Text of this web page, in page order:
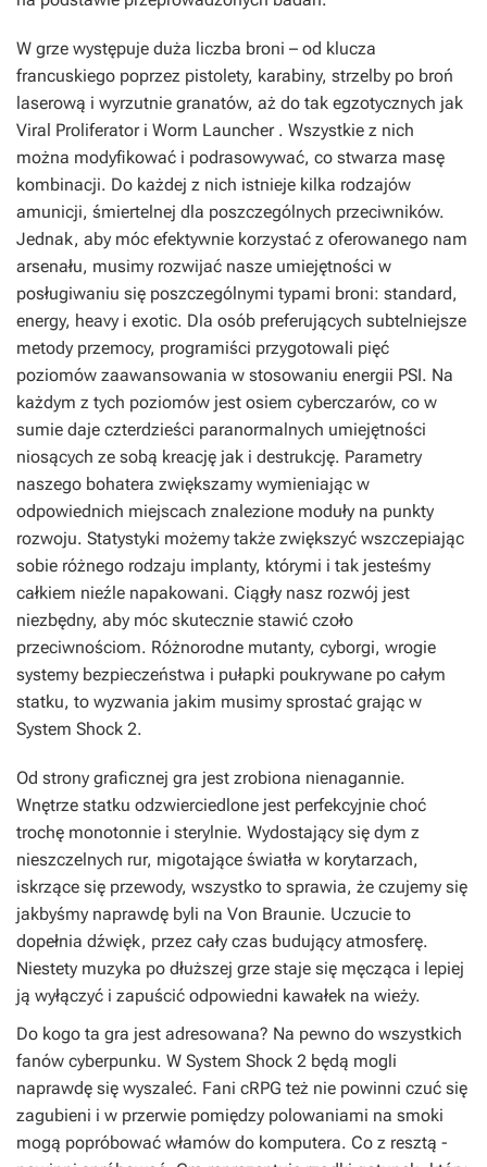
W grze występuje duża liczba broni – od klucza
francuskiego poprzez pistolety, karabiny, strzelby po broń
laserową i wyrzutnie granatów, aż do tak egzotycznych jak
Viral Proliferator i Worm Launcher . Wszystkie z nich
można modyfikować i podrasowywać, co stwarza masę
kombinacji. Do każdej z nich istnieje kilka rodzajów
amunicji, śmiertelnej dla poszczególnych przeciwników.
Jednak, aby móc efektywnie korzystać z oferowanego nam
arsenału, musimy rozwijać nasze umiejętności w
posługiwaniu się poszczególnymi typami broni: standard,
energy, heavy i exotic. Dla osób preferujących subtelniejsze
metody przemocy, programiści przygotowali pięć
poziomów zaawansowania w stosowaniu energii PSI. Na
każdym z tych poziomów jest osiem cyberczarów, co w
sumie daje czterdzieści paranormalnych umiejętności
niosących ze sobą kreację jak i destrukcję. Parametry
naszego bohatera zwiększamy wymieniając w
odpowiednich miejscach znalezione moduły na punkty
rozwoju. Statystyki możemy także zwiększyć wszczepiając
sobie różnego rodzaju implanty, którymi i tak jesteśmy
całkiem nieźle napakowani. Ciągły nasz rozwój jest
niezbędny, aby móc skutecznie stawić czoło
przeciwnościom. Różnorodne mutanty, cyborgi, wrogie
systemy bezpieczeństwa i pułapki poukrywane po całym
statku, to wyzwania jakim musimy sprostać grając w
System Shock 2.
Od strony graficznej gra jest zrobiona nienagannie.
Wnętrze statku odzwierciedlone jest perfekcyjnie choć
trochę monotonnie i sterylnie. Wydostający się dym z
nieszczelnych rur, migotające światła w korytarzach,
iskrzące się przewody, wszystko to sprawia, że czujemy się
jakbyśmy naprawdę byli na Von Braunie. Uczucie to
dopełnia dźwięk, przez cały czas budujący atmosferę.
Niestety muzyka po dłuższej grze staje się męcząca i lepiej
ją wyłączyć i zapuścić odpowiedni kawałek na wieży.
Do kogo ta gra jest adresowana? Na pewno do wszystkich
fanów cyberpunku. W System Shock 2 będą mogli
naprawdę się wyszaleć. Fani cRPG też nie powinni czuć się
zagubieni i w przerwie pomiędzy polowaniami na smoki
mogą popróbować włamów do komputera. Co z resztą -